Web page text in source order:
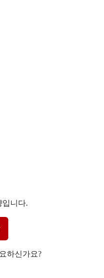
입니다.
하신가요?